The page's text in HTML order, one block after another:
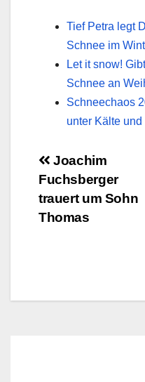
Tief Petra legt
Schnee im
Let it snow!
Schnee an
Schneechaos
unter Kälte
Joachim
Fuchsberger
trauert um Sohn
Thomas